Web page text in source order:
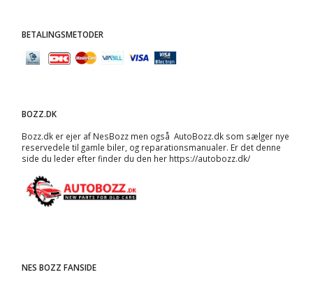
BETALINGSMETODER
BOZZ.DK
Bozz.dk er ejer af NesBozz men også AutoBozz.dk som sælger nye
reservedele til gamle biler, og reparationsmanualer. Er det denne
side du leder efter finder du den her https://autobozz.dk/
NES BOZZ FANSIDE